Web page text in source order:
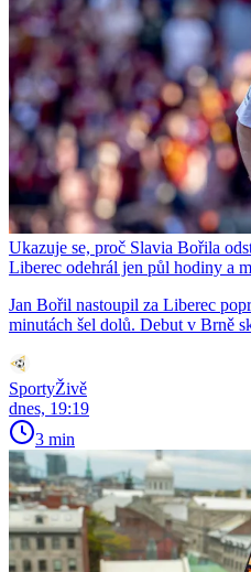
Ukazuje se, proč Slavia Bořila
Liberec odehrál jen půl hodiny a
Jan Bořil nastoupil za Liberec
minutách šel dolů. Debut v Brně
SportyŽivě
dnes, 19:19
3 min